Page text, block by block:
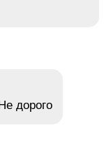
дорого